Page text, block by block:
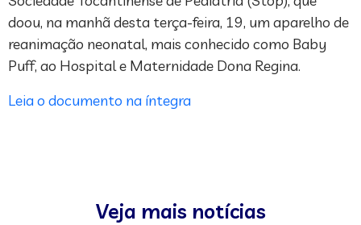
doou, na manhã desta terça-feira, 19, um aparelho de
reanimação neonatal, mais conhecido como Baby
Puff, ao Hospital e Maternidade Dona Regina.
Leia o documento na íntegra
Veja mais notícias